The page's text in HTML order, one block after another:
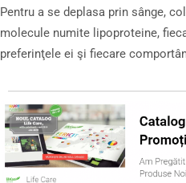
Pentru a se deplasa prin sânge,
molecule numite lipoproteine,
preferinţele ei şi fiecare